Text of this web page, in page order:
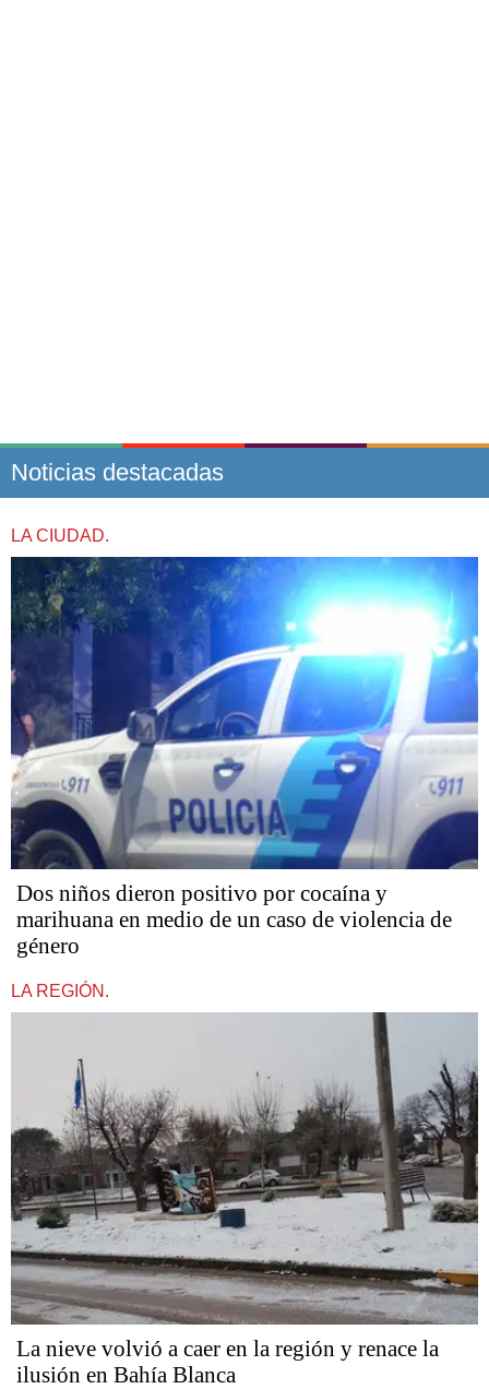
Noticias destacadas
LA CIUDAD.
Dos niños dieron positivo por cocaína y
marihuana en medio de un caso de violencia de
género
LA REGIÓN.
La nieve volvió a caer en la región y renace la
ilusión en Bahía Blanca